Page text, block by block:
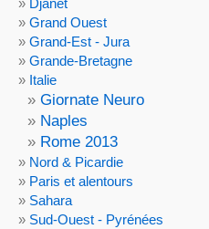
Grand Ouest
Grand-Est - Jura
Grande-Bretagne
Italie
Giornate Neuro
Naples
Rome 2013
Nord & Picardie
Paris et alentours
Sahara
Sud-Ouest - Pyrénées